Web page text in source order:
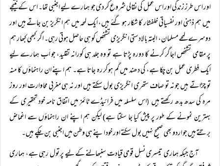
اور اس طرز زندگی اور اس عمل کی نقالی شروع کر دی جو ہمارے لیے اجنبی تھا۔ اس کے نتیجے
میں ہم ذہنی اور نفسیاتی خلفشار کا شکار ہو گئے ہیں، ایک لمحہ میں ہم انگریز بن جاتے ہیں اور
دوسرے لمحے مسلمان، البتہ بالادستی انگریزی تشخص کو ہی حاصل ہوتی رہی۔ اگر کبھی کبھار ہم
پر مقامی تشخص اجاگر کرنے کا دورہ پڑتا ہے تو وہ جلد ہی کورانہ تقلید، جو اَب ہمارے لیے
ایک فطری عمل بن چکا ہے، کی دھند میں گم ہو کر رہ جاتا ہے۔ ہم اپنے ان راہنماؤں کا منہ
تو چڑاتے ہیں جو نہ تو صاف ستھری انگریزی بول سکتے ہیں اور نہ ہی مغربی محاوارت اور روز
مرہ کی سدھ بدھ رکھتے ہیں (اس سلسلہ میں فرائیڈے ٹائمز میں اتفاق نامہ خود تحقیری کے
بہترین نمونے کے طور پر پیش کیا جا سکتا ہے) لیکن ہم اپنے ان راہنماؤں سے اغماض
برتتے ہیں جو اردو بھی صحیح نہیں بول سکتے اور خود اپنے ہی وطن میں اجنبی بن چکے ہیں۔
آج جبکہ ہماری تیسری نسل قومی قیادت سنبھالنے کے لیے پر تول رہی ہے، ہماری